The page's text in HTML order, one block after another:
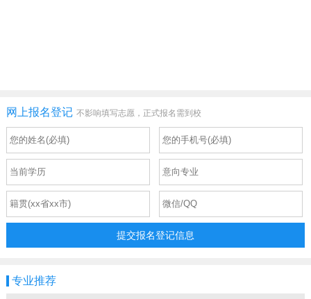
网上报名登记 不影响填写志愿，正式报名需到校
提交报名登记信息
专业推荐